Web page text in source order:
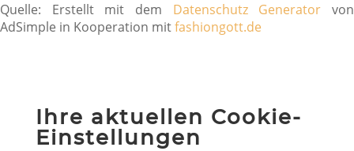
Quelle: Erstellt mit dem Datenschutz Generator von
AdSimple in Kooperation mitfashiongott.de
Ihre aktuellen Cookie-
Einstellungen